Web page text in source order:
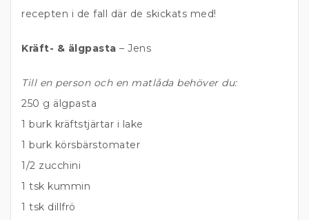
recepten i de fall där de skickats med!
Kräft- & älgpasta – Jens
Till en person och en matlåda behöver du:
250 g älgpasta
1 burk kräftstjärtar i lake
1 burk körsbärstomater
1/2 zucchini
1 tsk kummin
1 tsk dillfrö